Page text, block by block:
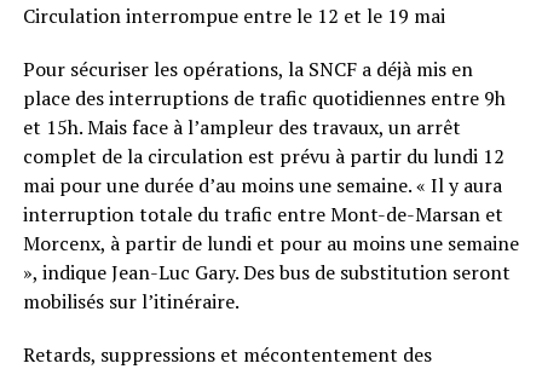
Circulation interrompue entre le 12 et le 19 mai
Pour sécuriser les opérations, la SNCF a déjà mis en
place des interruptions de trafic quotidiennes entre 9h
et 15h. Mais face à l’ampleur des travaux, un arrêt
complet de la circulation est prévu à partir du lundi 12
mai pour une durée d’au moins une semaine. « Il y aura
interruption totale du trafic entre Mont-de-Marsan et
Morcenx, à partir de lundi et pour au moins une semaine
», indique Jean-Luc Gary. Des bus de substitution seront
mobilisés sur l’itinéraire.
Retards, suppressions et mécontentement des